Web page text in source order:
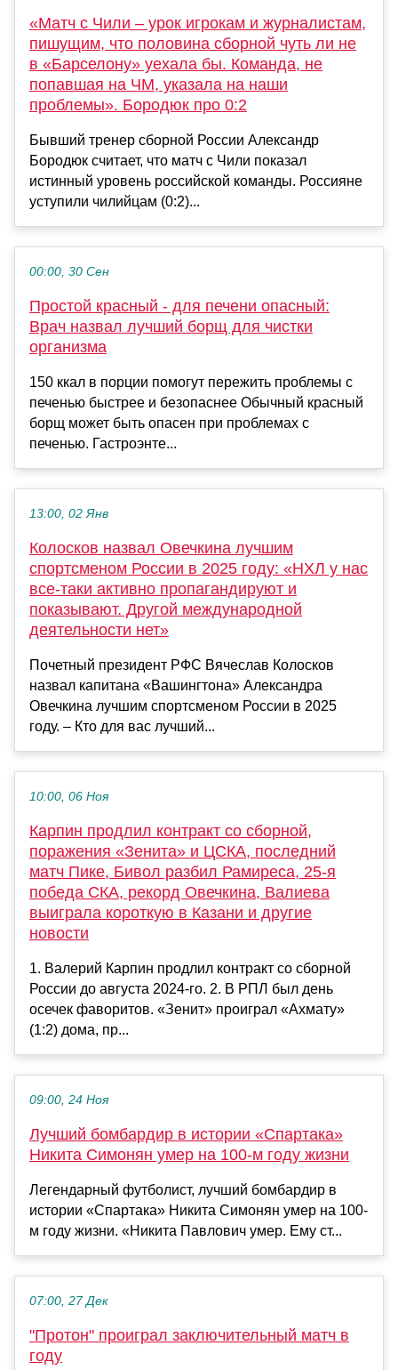
«Матч с Чили – урок игрокам и журналистам,
пишущим, что половина сборной чуть ли не
в «Барселону» уехала бы. Команда, не
попавшая на ЧМ, указала на наши
проблемы». Бородюк про 0:2
Бывший тренер сборной России Александр
Бородюк cчитает, что матч с Чили показал
истинный уровень российской команды. Россияне
уступили чилийцам (0:2)...
00:00, 30 Сен
Простой красный - для печени опасный:
Врач назвал лучший борщ для чистки
организма
150 ккал в порции помогут пережить проблемы с
печенью быстрее и безопаснее Обычный красный
борщ может быть опасен при проблемах с
печенью. Гастроэнте...
13:00, 02 Янв
Колосков назвал Овечкина лучшим
спортсменом России в 2025 году: «НХЛ у нас
все‑таки активно пропагандируют и
показывают. Другой международной
деятельности нет»
Почетный президент РФС Вячеслав Колосков
назвал капитана «Вашингтона» Александра
Овечкина лучшим спортсменом России в 2025
году. – Кто для вас лучший...
10:00, 06 Ноя
Карпин продлил контракт со сборной,
поражения «Зенита» и ЦСКА, последний
матч Пике, Бивол разбил Рамиреса, 25-я
победа СКА, рекорд Овечкина, Валиева
выиграла короткую в Казани и другие
новости
1. Валерий Карпин продлил контракт со сборной
России до августа 2024-го. 2. В РПЛ был день
осечек фаворитов. «Зенит» проиграл «Ахмату»
(1:2) дома, пр...
09:00, 24 Ноя
Лучший бомбардир в истории «Спартака»
Никита Симонян умер на 100-м году жизни
Легендарный футболист, лучший бомбардир в
истории «Спартака» Никита Симонян умер на 100-
м году жизни. «Никита Павлович умер. Ему ст...
07:00, 27 Дек
"Протон" проиграл заключительный матч в
году